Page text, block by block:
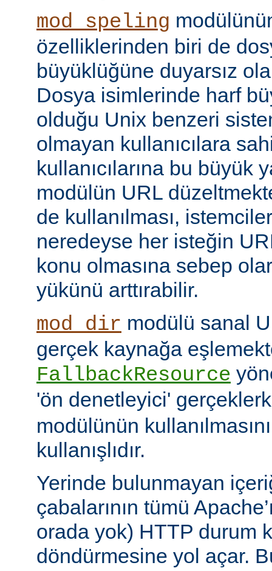
mod_speling
özelliklerinden biri de
büyüklüğüne duyarsız
Dosya isimlerinde harf
olduğu Unix benzeri
olmayan kullanıcılara
kullanıcılarına bu büyük
modülün URL
de kullanılması,
neredeyse her isteğin
konu olmasına sebep
yükünü arttırabilir.
mod_dir modülü sanal
gerçek kaynağa
FallbackResource
'ön denetleyici'
modülünün
kullanışlıdır.
Yerinde bulunmayan
çabalarının tümü
orada yok) HTTP durum
döndürmesine yol açar.